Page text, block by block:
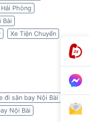
Phòng
Bài
Xe Tiện Chuyến
đi sân bay Nội Bài
Nội Bài